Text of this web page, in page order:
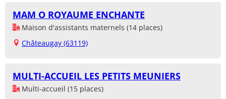
MAM O ROYAUME ENCHANTE
Maison d'assistants maternels (14 places)
Châteaugay (63119)
MULTI-ACCUEIL LES PETITS MEUNIERS
Multi-accueil (15 places)